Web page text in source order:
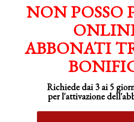
NON POSSO
ABBONATI
Richiede dai 3 ai 5
perl'attivazione